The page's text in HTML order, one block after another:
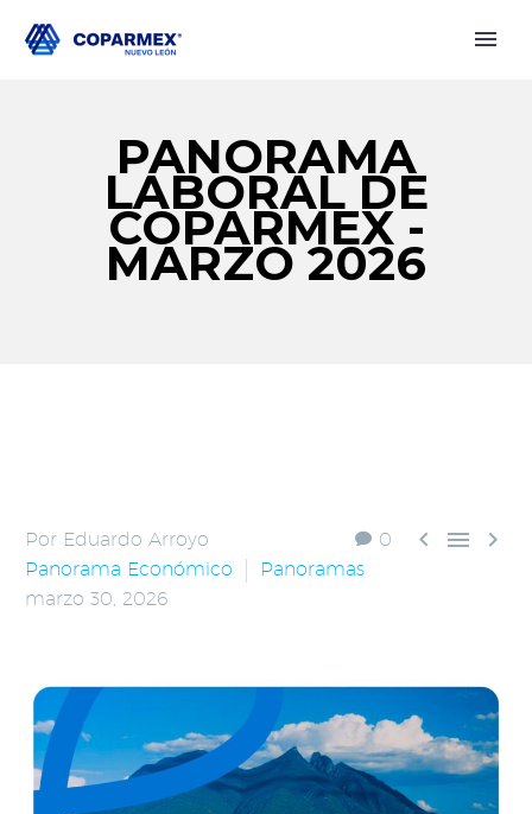
PANORAMA
LABORAL DE
COPARMEX -
MARZO 2026
0   
Por Eduardo Arroyo
Panorama Económico
Panoramas
marzo 30, 2026